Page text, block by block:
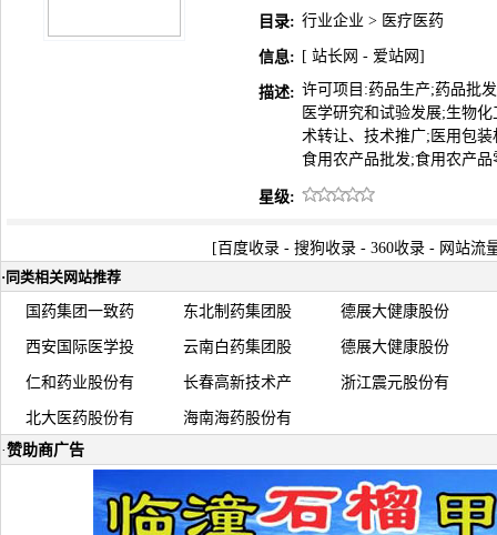
目录: 行业企业 > 医疗医药
信息: [ 站长网 - 爱站网 ]
描述: 许可项目:药品生产;药品批
医学研究和试验发展;生物
术转让、技术推广;医用包
食用农产品批发;食用农产品
星级:
[ 百度收录 - 搜狗收录 - 360收录 - 网站流
· 同类相关网站推荐
国药集团一致药 东北制药集团股 德展大健康股份
西安国际医学投 云南白药集团股 德展大健康股份
仁和药业股份有 长春高新技术产 浙江震元股份有
北大医药股份有
海南海药股份有
·赞助商广告